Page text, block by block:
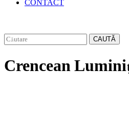
CONTACT
CAUTĂ
Crencean